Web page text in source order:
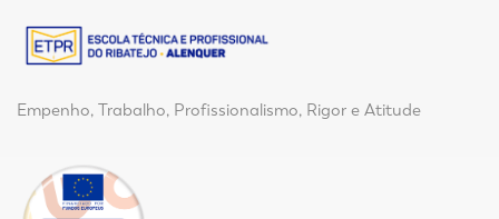
Empenho, Trabalho, Profissionalismo, Rigor e Atitude